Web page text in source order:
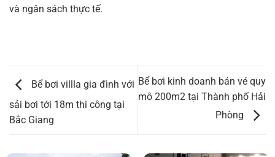
và ngân sách thực tế.
Bể bơi villla gia đình với
sải bơi tới 18m thi công tại
Bắc Giang
Bể bơi kinh doanh bán vé quy
mô 200m2 tại Thành phố Hải
Phòng